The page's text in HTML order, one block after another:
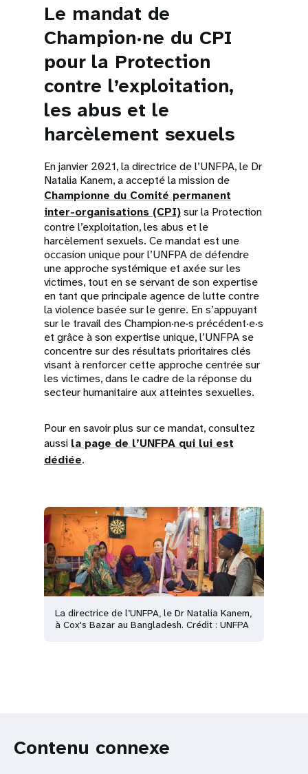
Le mandat de
Champion·ne du CPI
pour la Protection
contre l’exploitation,
les abus et le
harcèlement sexuels
En janvier 2021, la directrice de l’UNFPA, le Dr
Natalia Kanem, a accepté la mission de
Championne du Comité permanent
inter-organisations (CPI)sur la Protection
contre l’exploitation, les abus et le
harcèlement sexuels. Ce mandat est une
occasion unique pour l’UNFPA de défendre
une approche systémique et axée sur les
victimes, tout en se servant de son expertise
en tant que principale agence de lutte contre
la violence basée sur le genre. En s’appuyant
sur le travail des Champion·ne·s précédent·e·s
et grâce à son expertise unique, l’UNFPA se
concentre sur des résultats prioritaires clés
visant à renforcer cette approche centrée sur
les victimes, dans le cadre de la réponse du
secteur humanitaire aux atteintes sexuelles.
Pour en savoir plus sur ce mandat, consultez
aussi la page de l’UNFPA qui lui est
dédiée.
La directrice de l’UNFPA, le Dr Natalia Kanem,
à Cox's Bazar au Bangladesh. Crédit : UNFPA
Contenu connexe